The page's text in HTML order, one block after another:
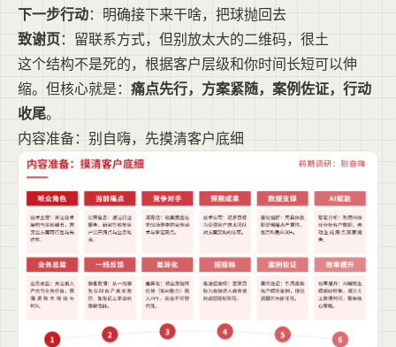
下一步行动：明确接下来干啥，把球抛回去
致谢页：留联系方式，但别放太大的二维码，很土
这个结构不是死的，根据客户层级和你时间长短可以伸
缩。但核心就是： 痛点先行，方案紧随，案例佐证，行动
收尾。
内容准备：别自嗨，先摸清客户底细